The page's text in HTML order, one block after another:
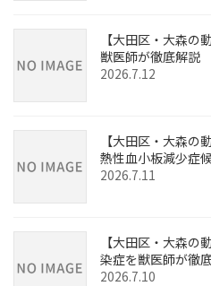
【大田区・大森の
獣医師が徹底解説
2026.7.12
【大田区・大森の
熱性血小板減少症
2026.7.11
【大田区・大森の
染症を獣医師が徹
2026.7.10